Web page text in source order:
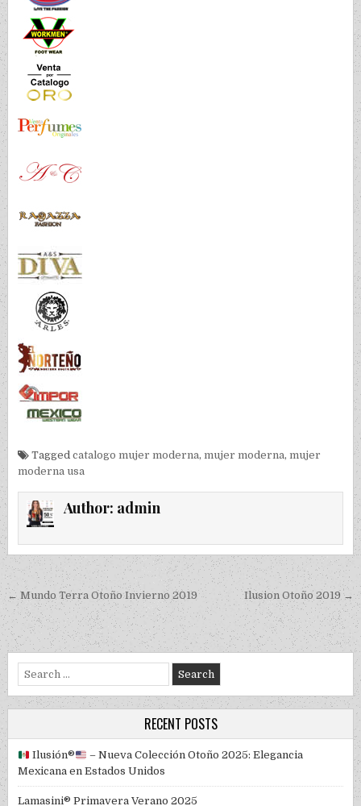
Taggedcatalogo mujer moderna, mujer moderna, mujer
moderna usa
Author: admin
Post navigation
← Mundo Terra Otoño Invierno 2019 Ilusion Otoño 2019 →
Search for:
RECENT POSTS
Ilusión®️
– Nueva Colección Otoño 2025: Elegancia
Mexicana en Estados Unidos
Lamasini® Primavera Verano 2025